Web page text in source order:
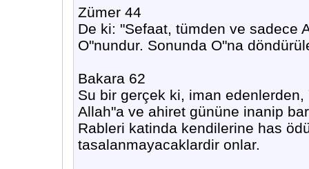
Zümer 44
De ki: "Sefaat, tümden ve sadece
O"nundur. Sonunda O"na
Bakara 62
Su bir gerçek ki, iman
Allah"a ve ahiret gününe inanip
Rableri katinda kendilerine has
tasalanmayacaklardir onlar.